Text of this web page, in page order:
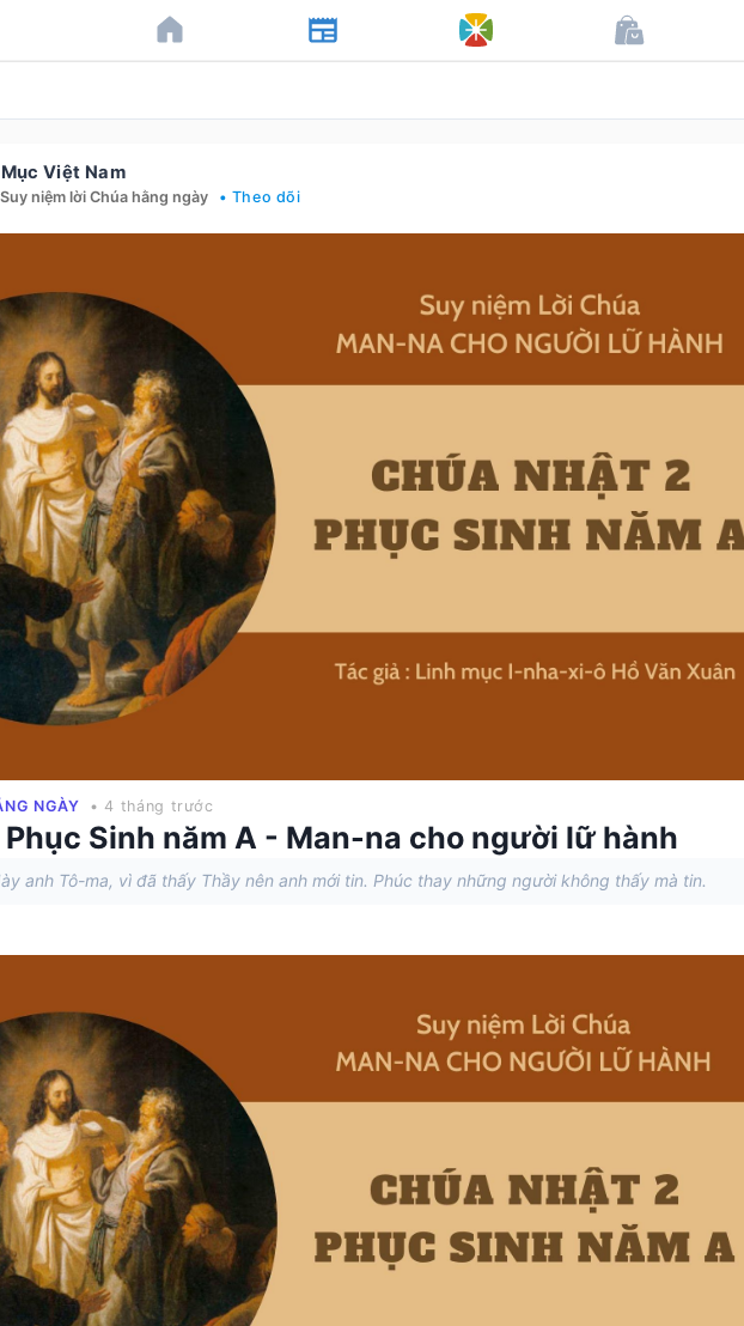
Việt Nam
Suy niệm lời Chúa hằng ngày • Theo dõi
NGÀY • 4 tháng trước
Sinh năm A - Man-na cho người lữ hành
anh Tô-ma, vì đã thấy Thầy nên anh mới tin. Phúc thay những người không thấy mà tin.